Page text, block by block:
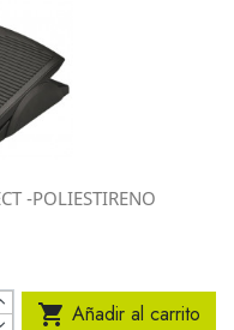
-POLIESTIRENO
 Añadir al carrito